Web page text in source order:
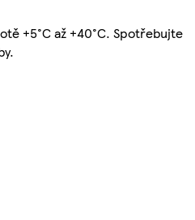
+5°C až +40°C. Spotřebujte